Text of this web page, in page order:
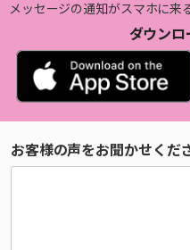
メッセージの通知がスマホに来
ダウンロ
お客様の声をお聞かせくだ